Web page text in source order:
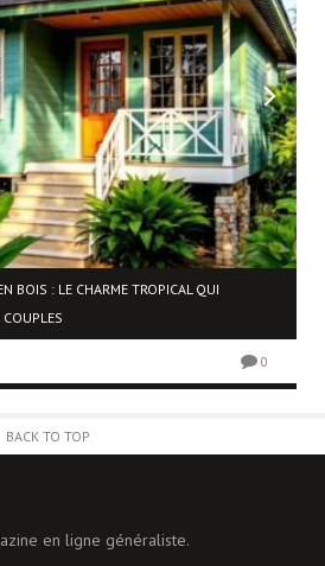
BOIS : LE CHARME TROPICAL QUI
COUPLES
0
BACK TO TOP
en ligne généraliste.